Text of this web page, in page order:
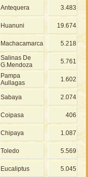
Antequera 3.483
Huanuni 19.674
Machacamarca 5.218
Salinas De
G.Mendoza
5.761
Pampa
Aullagas
1.602
Sabaya 2.074
Coipasa 406
Chipaya 1.087
Toledo 5.569
Eucaliptus 5.045